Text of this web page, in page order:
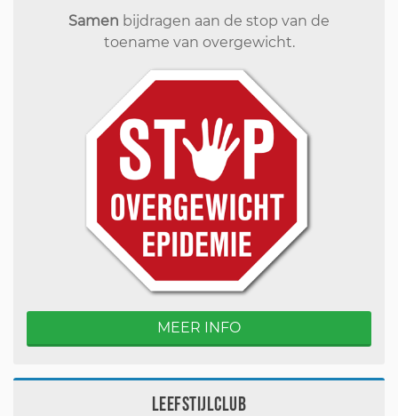
Samen bijdragen aan de stop van de
toename van overgewicht.
MEER INFO
Leefstijlclub